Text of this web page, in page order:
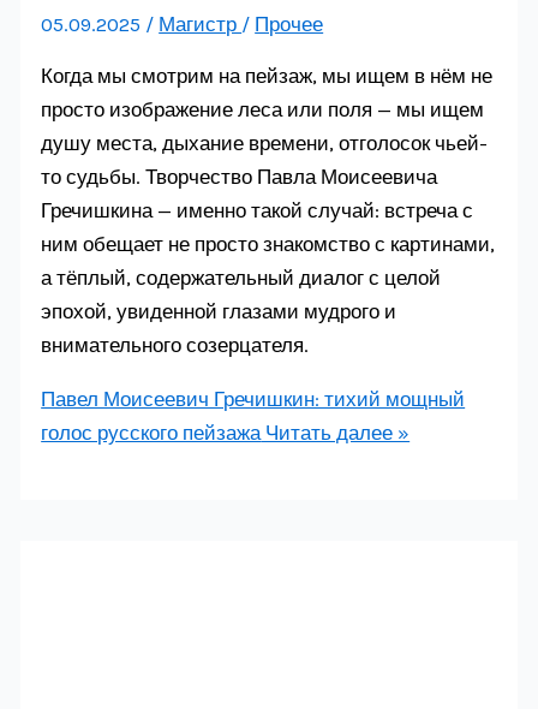
05.09.2025 / Магистр / Прочее
Когда мы смотрим на пейзаж, мы ищем в нём не
просто изображение леса или поля — мы ищем
душу места, дыхание времени, отголосок чьей-
то судьбы. Творчество Павла Моисеевича
Гречишкина — именно такой случай: встреча с
ним обещает не просто знакомство с картинами,
а тёплый, содержательный диалог с целой
эпохой, увиденной глазами мудрого и
внимательного созерцателя.
Павел Моисеевич Гречишкин: тихий мощный
голос русского пейзажа Читать далее »